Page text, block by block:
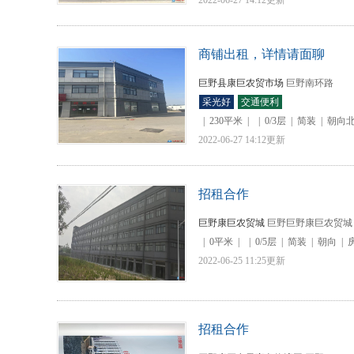
商铺出租，详情请面聊
巨野县康巨农贸市场 巨野南环路
采光好
交通便利
230平米 0/3层 简装 朝向
2022-06-27 14:12更新
招租合作
巨野康巨农贸城 巨野巨野康巨农贸城
0平米 0/5层 简装 朝向
2022-06-25 11:25更新
招租合作